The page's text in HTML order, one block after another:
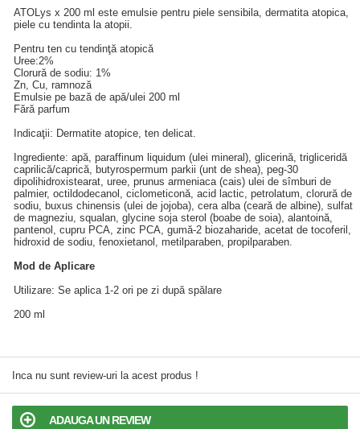
ATOLys x 200 ml este emulsie pentru piele sensibila, dermatita atopica,
piele cu tendinta la atopii.
Pentru ten cu tendinţă atopică
Uree:2%
Clorură de sodiu: 1%
Zn, Cu, ramnoză
Emulsie pe bază de apă/ulei 200 ml
Fără parfum
Indicaţii: Dermatite atopice, ten delicat.
Ingrediente: apă, paraffinum liquidum (ulei mineral), glicerină, trigliceridă
caprilică/caprică, butyrospermum parkii (unt de shea), peg-30
dipolihidroxistearat, uree, prunus armeniaca (cais) ulei de sîmburi de
palmier, octildodecanol, ciclometiconă, acid lactic, petrolatum, clorură de
sodiu, buxus chinensis (ulei de jojoba), cera alba (ceară de albine), sulfat
de magneziu, squalan, glycine soja sterol (boabe de soia), alantoină,
pantenol, cupru PCA, zinc PCA, gumă-2 biozaharide, acetat de tocoferil,
hidroxid de sodiu, fenoxietanol, metilparaben, propilparaben.
Mod de Aplicare
Utilizare: Se aplica 1-2 ori pe zi după spălare
200 ml
Inca nu sunt review-uri la acest produs !
ADAUGA UN REVIEW